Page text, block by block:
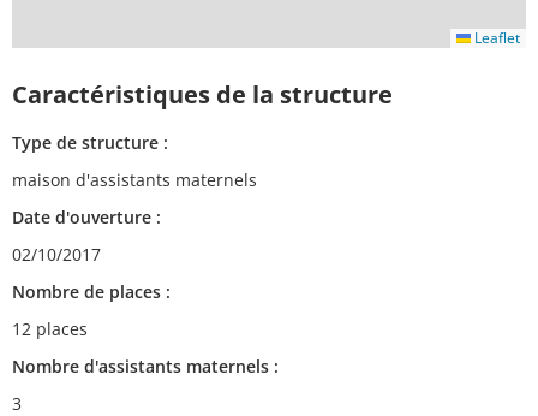
Leaflet
Caractéristiques de la structure
Type de structure :
maison d'assistants maternels
Date d'ouverture :
02/10/2017
Nombre de places :
12 places
Nombre d'assistants maternels :
3